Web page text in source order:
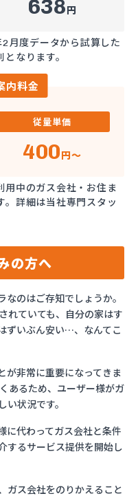
638円
月度データから試算した
なります。
内料金
従量単価
400円～
中のガス会社・お住ま
。詳細は当社専門スタッ
の方へ
のはご存知でしょうか。
れていても、自分の家はす
ずいぶん安い…、なんてこ
が非常に重要になってきま
あるため、ユーザー様がガ
状況です。
に代わってガス会社と条件
するサービス提供を開始し
ガス会社をのりかえること